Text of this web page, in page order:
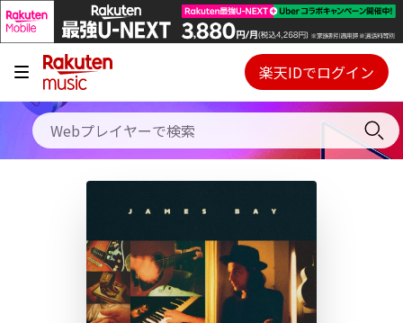
キャンペーン
料金プラン
使い方
Webプレイヤー
ご契約内容の確認・変更
楽天IDでログイン